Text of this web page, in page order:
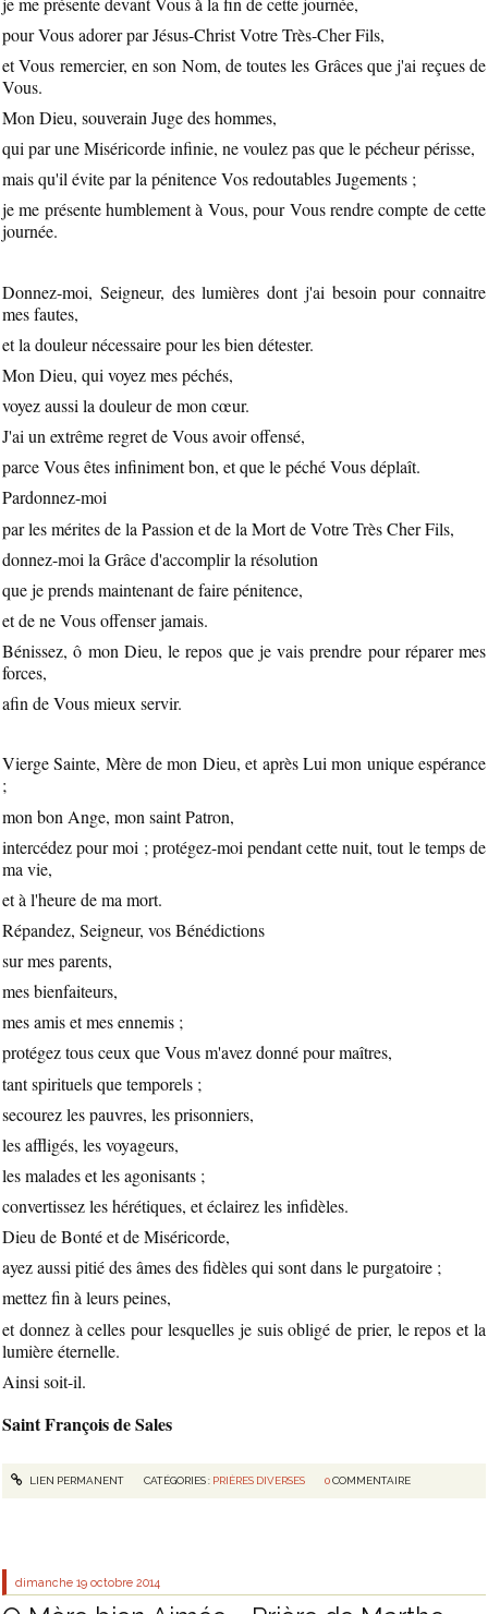
pour Vous adorer par Jésus-Christ Votre Très-Cher Fils,
et Vous remercier, en son Nom, de toutes les Grâces que j'ai reçues de
Vous.
Mon Dieu, souverain Juge des hommes,
qui par une Miséricorde infinie, ne voulez pas que le pécheur périsse,
mais qu'il évite par la pénitence Vos redoutables Jugements ;
je me présente humblement à Vous, pour Vous rendre compte de cette
journée.
Donnez-moi, Seigneur, des lumières dont j'ai besoin pour connaitre
mes fautes,
et la douleur nécessaire pour les bien détester.
Mon Dieu, qui voyez mes péchés,
voyez aussi la douleur de mon cœur.
J'ai un extrême regret de Vous avoir offensé,
parce Vous êtes infiniment bon, et que le péché Vous déplaît.
Pardonnez-moi
par les mérites de la Passion et de la Mort de Votre Très Cher Fils,
donnez-moi la Grâce d'accomplir la résolution
que je prends maintenant de faire pénitence,
et de ne Vous offenser jamais.
Bénissez, ô mon Dieu, le repos que je vais prendre pour réparer mes
forces,
afin de Vous mieux servir.
Vierge Sainte, Mère de mon Dieu, et après Lui mon unique espérance
;
mon bon Ange, mon saint Patron,
intercédez pour moi ; protégez-moi pendant cette nuit, tout le temps de
ma vie,
et à l'heure de ma mort.
Répandez, Seigneur, vos Bénédictions
sur mes parents,
mes bienfaiteurs,
mes amis et mes ennemis ;
protégez tous ceux que Vous m'avez donné pour maîtres,
tant spirituels que temporels ;
secourez les pauvres, les prisonniers,
les affligés, les voyageurs,
les malades et les agonisants ;
convertissez les hérétiques, et éclairez les infidèles.
Dieu de Bonté et de Miséricorde,
ayez aussi pitié des âmes des fidèles qui sont dans le purgatoire ;
mettez fin à leurs peines,
et donnez à celles pour lesquelles je suis obligé de prier, le repos et la
lumière éternelle.
Ainsi soit-il.
Saint François de Sales
LIEN PERMANENT CATÉGORIES : PRIÈRES DIVERSES 0COMMENTAIRE
dimanche 19 octobre 2014